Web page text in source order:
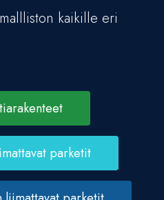
kaikille eri
parketit